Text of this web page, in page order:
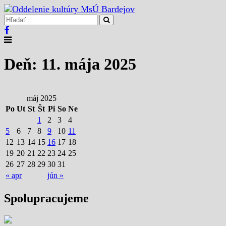
Deň: 11. mája 2025
máj 2025
Po Ut St Št Pi So Ne
« apr jún »
1 2 3
4
5
6 7 8 9 10 11
12 13 14 15 16 17 18
19 20 21 22 23 24 25
26 27 28 29 30 31
Spolupracujeme